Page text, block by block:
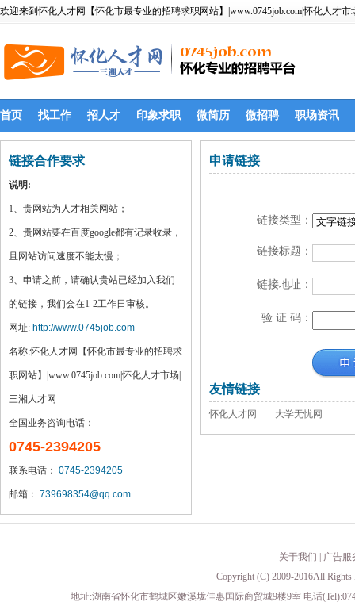
欢迎来到怀化人才网【怀化市最专业的招聘求职网站】|www.0745job.com|怀化人才
首页 找工作 招人才 印象求职 微简历 微招聘 职场资讯
链接合作要求
说明:
1、贵网站为人才相关网站；
2、贵网站要在百度google都有记录收录，
且网站访问速度不能太慢；
3、申请之前，请确认贵站已经加入我们
的链接，我们会在1-2工作日审核。
网址: http://www.0745job.com
名称:怀化人才网【怀化市最专业的招聘求
职网站】|www.0745job.com|怀化人才市场|
三湘人才网
全国业务咨询电话：
0745-2394205
联系电话： 0745-2394205
邮箱： 739698354@qq.com
申请链接
链接类型：
链接标题：
链接地址：
验 证 码：
友情链接
怀化人才网 大学无忧网
关于我们
广告服
Copyright (C) 2009-2016All
地址:湖南省怀化市鹤城区嫩溪垅佳惠国际商贸城9楼9室 电话